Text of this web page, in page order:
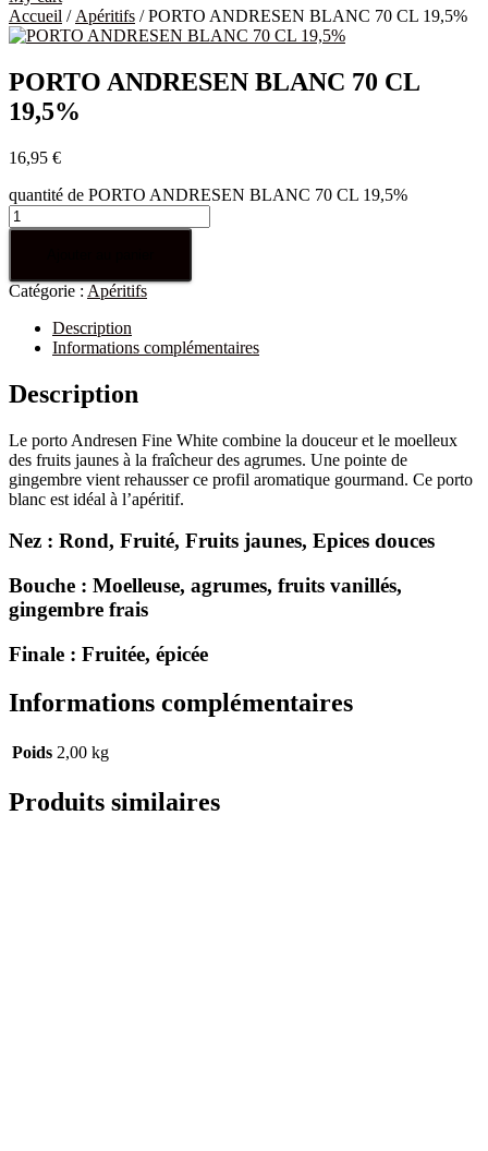
Accueil / Apéritifs / PORTO ANDRESEN BLANC 70 CL 19,5%
PORTO ANDRESEN BLANC 70 CL
19,5%
16,95 €
quantité de PORTO ANDRESEN BLANC 70 CL 19,5%
Catégorie : Apéritifs
Description
Informations complémentaires
Description
Le porto Andresen Fine White combine la douceur et le moelleux
des fruits jaunes à la fraîcheur des agrumes. Une pointe de
gingembre vient rehausser ce profil aromatique gourmand. Ce porto
blanc est idéal à l’apéritif.
Nez : Rond, Fruité, Fruits jaunes, Epices douces
Bouche : Moelleuse, agrumes, fruits vanillés,
gingembre frais
Finale : Fruitée, épicée
Informations complémentaires
Poids 2,00 kg
Produits similaires